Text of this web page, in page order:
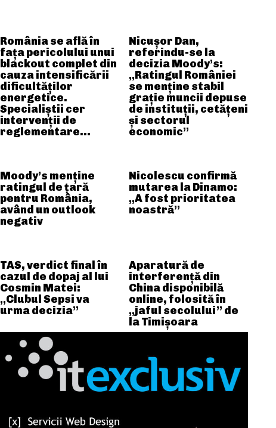
România se află în
fața pericolului unui
blackout complet din
cauza intensificării
dificultăților
energetice.
Specialiștii cer
intervenții de
reglementare…
Nicușor Dan,
referindu-se la
decizia Moody’s:
„Ratingul României
se menține stabil
grație muncii depuse
de instituții, cetățeni
și sectorul
economic”
Moody’s menține
ratingul de țară
pentru România,
având un outlook
negativ
Nicolescu confirmă
mutarea la Dinamo:
„A fost prioritatea
noastră”
TAS, verdict final în
cazul de dopaj al lui
Cosmin Matei:
„Clubul Sepsi va
urma decizia”
Aparatură de
interferență din
China disponibilă
online, folosită în
„jaful secolului” de
la Timișoara